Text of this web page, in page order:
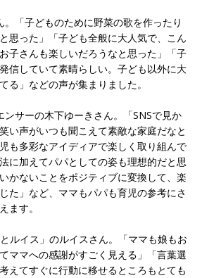
「子どものために野菜の歌を作ったり
思った」「子ども全般に大人気で、こん
子さんも楽しいだろうなと思った」「子
信していて素晴らしい。子ども以外に大
る」などの声が集まりました。
ンサーの木下ゆーきさん。「SNSで見か
い声がいつも聞こえて素敵な家庭だなと
も多彩なアイディアで楽しく取り組んで
に加えてパパとしての姿も理想的だと思
かないことをポジティブに変換して、楽
た」など、ママもパパも育児の参考にさ
ます。
ルイス」のルイスさん。「ママも娘もお
ママへの感謝がすごく見える」「言葉選
えてすぐに行動に移せるところもとても